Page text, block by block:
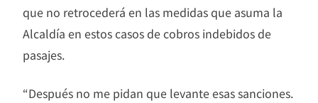
que no retrocederá en las medidas que asuma la
Alcaldía en estos casos de cobros indebidos de
pasajes.
“Después no me pidan que levante esas sanciones.